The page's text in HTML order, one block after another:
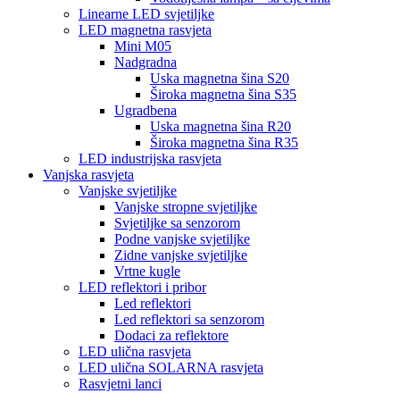
Linearne LED svjetiljke
LED magnetna rasvjeta
Mini M05
Nadgradna
Uska magnetna šina S20
Široka magnetna šina S35
Ugradbena
Uska magnetna šina R20
Široka magnetna šina R35
LED industrijska rasvjeta
Vanjska rasvjeta
Vanjske svjetiljke
Vanjske stropne svjetiljke
Svjetiljke sa senzorom
Podne vanjske svjetiljke
Zidne vanjske svjetiljke
Vrtne kugle
LED reflektori i pribor
Led reflektori
Led reflektori sa senzorom
Dodaci za reflektore
LED ulična rasvjeta
LED ulična SOLARNA rasvjeta
Rasvjetni lanci